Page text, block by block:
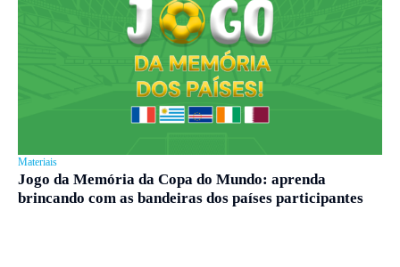
Materiais
Jogo da Memória da Copa do Mundo: aprenda
brincando com as bandeiras dos países participantes